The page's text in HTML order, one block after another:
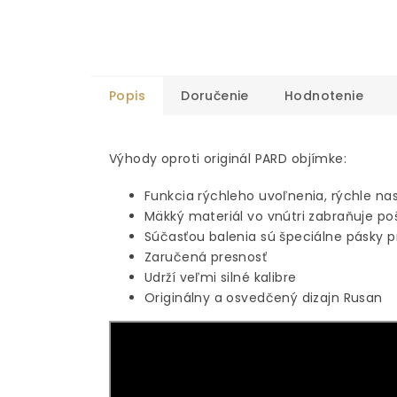
Popis Doručenie Hodnotenie
Výhody oproti originál PARD objímke:
Funkcia rýchleho uvoľnenia, rýchle
Mäkký materiál vo vnútri zabraňuje
Súčasťou balenia sú špeciálne pásky
Zaručená presnosť
Udrží veľmi silné kalibre
Originálny a osvedčený dizajn Rusan